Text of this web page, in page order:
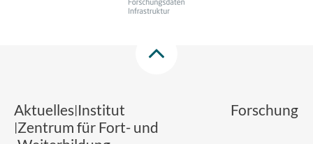
Aktuelles Institut
Forschung
Zentrum für Fort- und